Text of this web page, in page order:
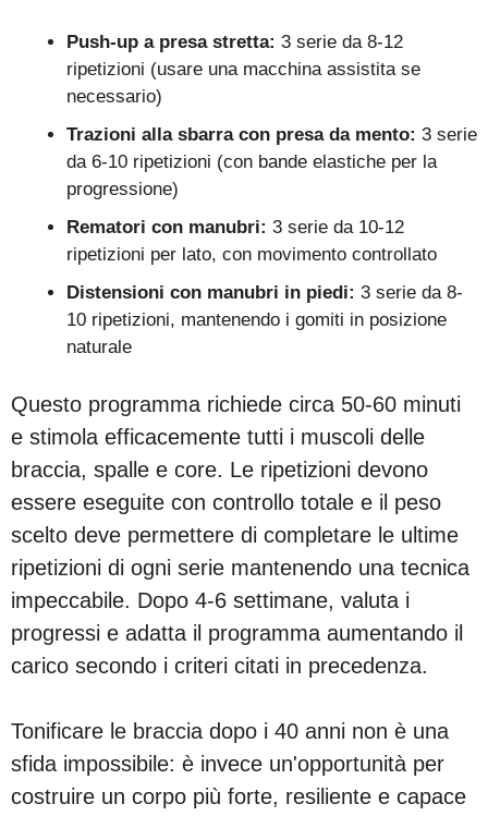
Push-up a presa stretta: 3 serie da 8-12
ripetizioni (usare una macchina assistita se
necessario)
Trazioni alla sbarra con presa da mento: 3 serie
da 6-10 ripetizioni (con bande elastiche per la
progressione)
Rematori con manubri: 3 serie da 10-12
ripetizioni per lato, con movimento controllato
Distensioni con manubri in piedi: 3 serie da 8-
10 ripetizioni, mantenendo i gomiti in posizione
naturale
Questo programma richiede circa 50-60 minuti
e stimola efficacemente tutti i muscoli delle
braccia, spalle e core. Le ripetizioni devono
essere eseguite con controllo totale e il peso
scelto deve permettere di completare le ultime
ripetizioni di ogni serie mantenendo una tecnica
impeccabile. Dopo 4-6 settimane, valuta i
progressi e adatta il programma aumentando il
carico secondo i criteri citati in precedenza.
Tonificare le braccia dopo i 40 anni non è una
sfida impossibile: è invece un'opportunità per
costruire un corpo più forte, resiliente e capace